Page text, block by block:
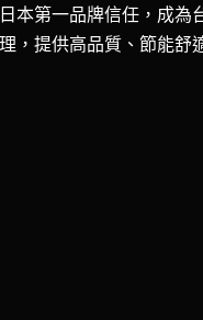
本第一品牌信任，成為
，提供高品質、節能舒